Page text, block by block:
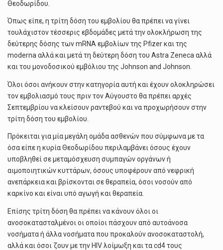
Θεοδωρίδου.
Όπως είπε, η τρίτη δόση του εμβολίου θα πρέπει να γίνει
τουλάχιστον τέσσερις εβδομάδες μετά την ολοκλήρωση της
δεύτερης δόσης των mRNA εμβολίων της Pfizer και της
moderna αλλά και μετά τη δεύτερη δόση του Astra Zeneca αλλά
και του μονοδοσικού εμβόλιου της Johnson and Johnson.
Όλοι όσοι ανήκουν στην κατηγορία αυτή και έχουν ολοκληρώσει
τον εμβολιασμό τους πριν τον Αύγουστο θα πρέπει αρχές
Σεπτεμβρίου να κλείσουν ραντεβού και να προχωρήσουν στην
τρίτη δόση του εμβολίου.
Πρόκειται για μία μεγάλη ομάδα ασθενών που σύμφωνα με τα
όσα είπε η κυρία Θεοδωρίδου περιλαμβάνει όσους έχουν
υποβληθεί σε μεταμόσχευση συμπαγών οργάνων ή
αιμοποιητικών κυττάρων, όσους υποφέρουν από νεφρική
ανεπάρκεια και βρίσκονται σε θεραπεία, όσοι νοσούν από
καρκίνο και είναι υπό αγωγή και θεραπεία.
Επίσης τρίτη δόση θα πρέπει να κάνουν όλοι οι
ανοσοκατασταλμένοι οι οποίοι πάσχουν από αυτοάνοσα
νοσήματα ή άλλα νοσήματα που προκαλούν ανοσοκαταστολή,
αλλά και όσοι ζουν με την HIV λοίμωξη και τα cd4 τους